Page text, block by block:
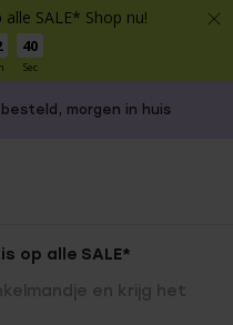
SALE* Shop nu!
40
Sec
morgen in huis
op alle SALE*
en krijg het